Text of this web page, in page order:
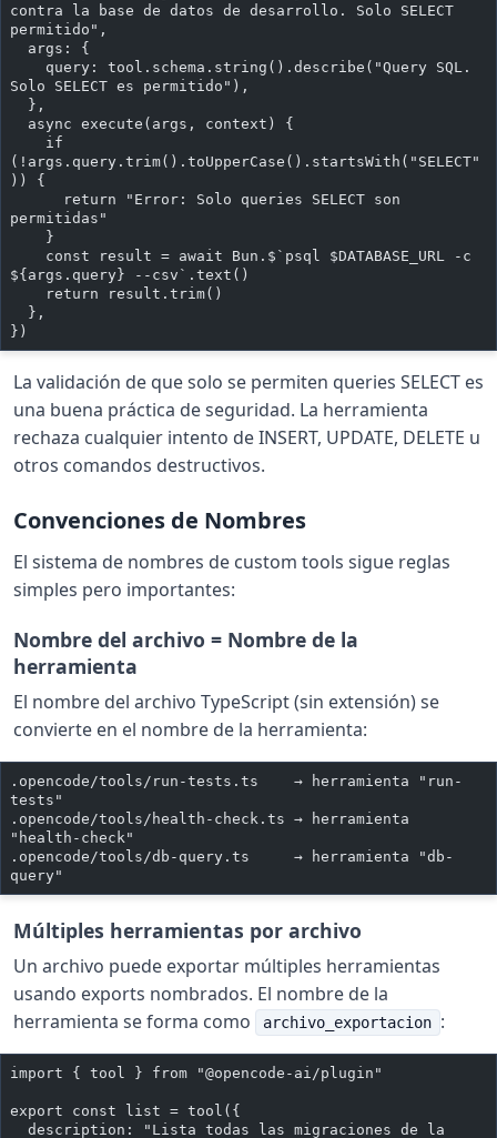
contra la base de datos de desarrollo. Solo SELECT
permitido",
  args: {
Solo SELECT es permitido"),
  },
  async execute(args, context) {
(!args.query.trim().toUpperCase().startsWith("SELECT"
)) {
permitidas"
    }
${args.query} --csv`.text()
    return result.trim()
  },
})
La validación de que solo se permiten queries SELECT es
una buena práctica de seguridad. La herramienta
rechaza cualquier intento de INSERT, UPDATE, DELETE u
otros comandos destructivos.
Convenciones de Nombres
El sistema de nombres de custom tools sigue reglas
simples pero importantes:
Nombre del archivo = Nombre de la
herramienta
El nombre del archivo TypeScript (sin extensión) se
convierte en el nombre de la herramienta:
.opencode/tools/run-tests.ts    → herramienta "run-
tests"
.opencode/tools/health-check.ts → herramienta
"health-check"
.opencode/tools/db-query.ts     → herramienta "db-
query"
Múltiples herramientas por archivo
Un archivo puede exportar múltiples herramientas
usando exports nombrados. El nombre de la
herramienta se forma como
archivo_exportacion :
import { tool } from "@opencode-ai/plugin"
export const list = tool({